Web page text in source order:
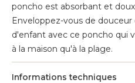
poncho est absorbant et
Enveloppez-vous de
d'enfant avec ce poncho qui
à la maison qu'à la plage.
Informations techniques